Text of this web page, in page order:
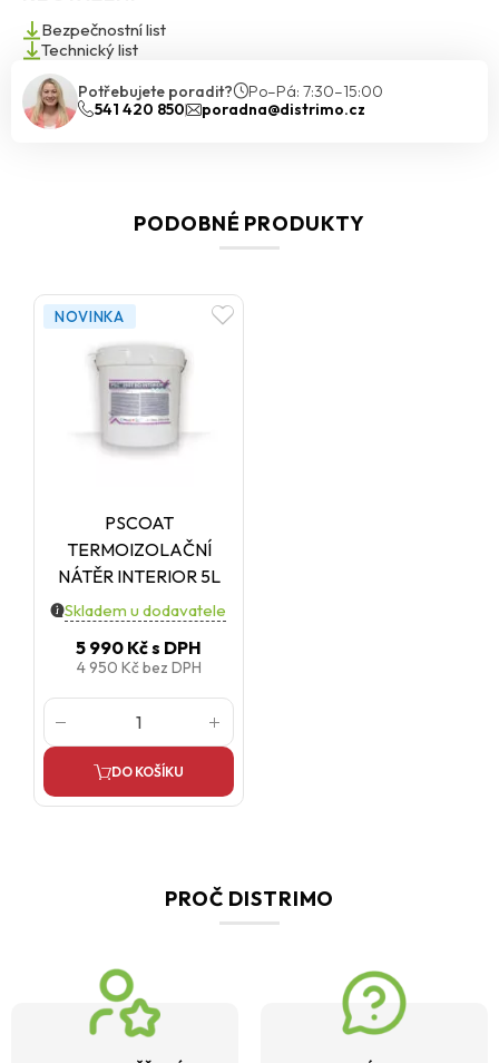
ekologicky šetrný. Je vhodný pro aplikaci při teplotách od 5 ° C, a
ačkoli doba schnutí může dosáhnout až 24 hodin, výsledek stojí za
to. Již po dvou vrstvách nátěru dosáhnete optimální ochrany a
izolačních vlastností.
Bezpečnostní list
Technický list
Potřebujete poradit?
Po–Pá: 7:30–15:00
541 420 850
poradna@distrimo.cz
PODOBNÉ PRODUKTY
NOVINKA
PSCOAT
TERMOIZOLAČNÍ
NÁTĚR INTERIOR 5L
Skladem u dodavatele
5 990 Kčs DPH
4 950 Kčbez DPH
DO KOŠÍKU
PROČ DISTRIMO